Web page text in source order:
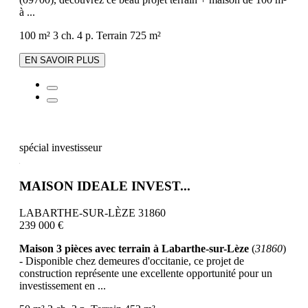
à ...
100 m² 3 ch. 4 p. Terrain 725 m²
EN SAVOIR PLUS
spécial investisseur
MAISON IDEALE INVEST...
LABARTHE-SUR-LÈZE 31860
239 000 €
Maison 3 pièces avec terrain à Labarthe-sur-Lèze (31860)
- Disponible chez demeures d'occitanie, ce projet de
construction représente une excellente opportunité pour un
investissement en ...